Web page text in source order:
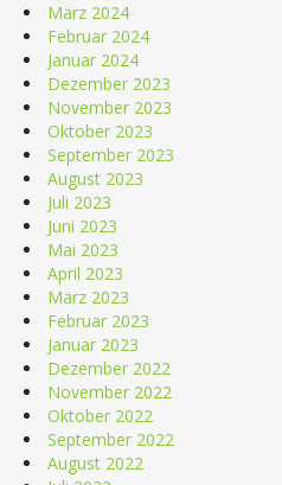
März 2024
Februar 2024
Januar 2024
Dezember 2023
November 2023
Oktober 2023
September 2023
August 2023
Juli 2023
Juni 2023
Mai 2023
April 2023
März 2023
Februar 2023
Januar 2023
Dezember 2022
November 2022
Oktober 2022
September 2022
August 2022